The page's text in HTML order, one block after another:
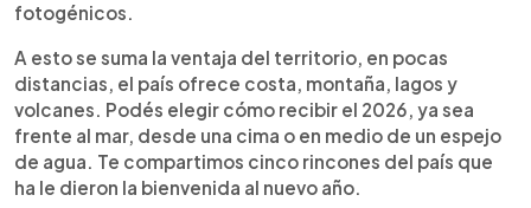
fotogénicos.
A esto se suma la ventaja del territorio, en pocas
distancias, el país ofrece costa, montaña, lagos y
volcanes. Podés elegir cómo recibir el 2026, ya sea
frente al mar, desde una cima o en medio de un espejo
de agua. Te compartimos cinco rincones del país que
ha le dieron la bienvenida al nuevo año.